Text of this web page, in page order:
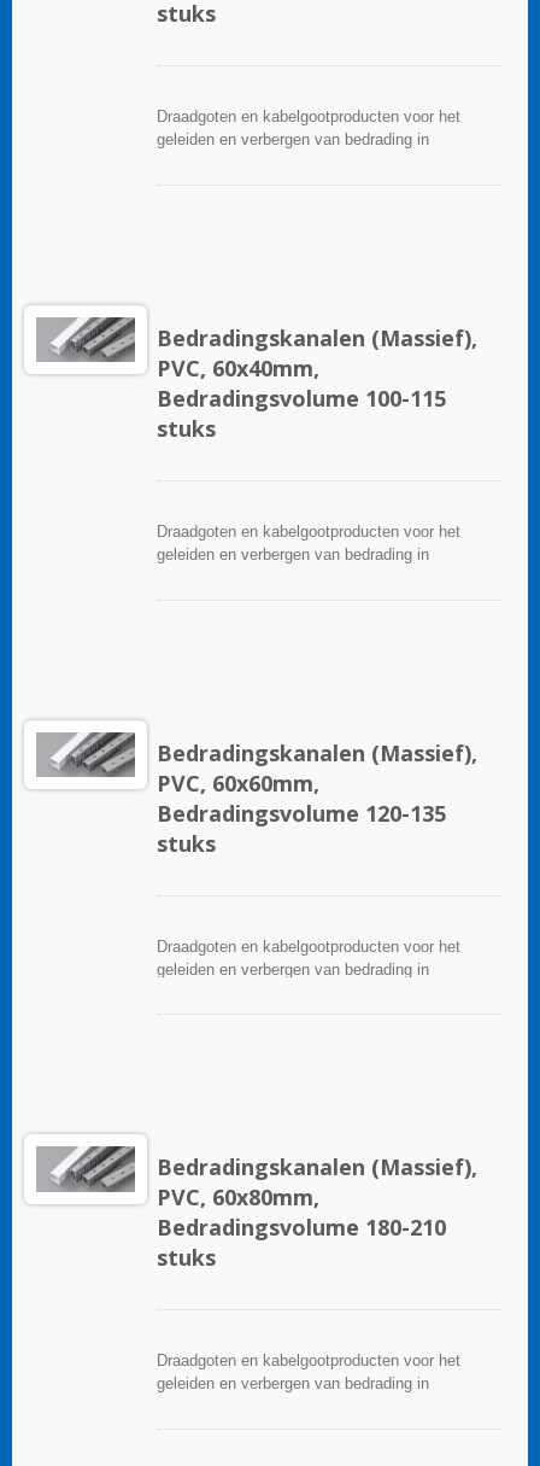
stuks
Draadgoten en kabelgootproducten voor het
geleiden en verbergen van bedrading in
configuraties, materialen, maten en kleuren om
Bedradingskanalen (Massief),
PVC, 60x40mm,
Bedradingsvolume 100-115
stuks
Draadgoten en kabelgootproducten voor het
geleiden en verbergen van bedrading in
configuraties, materialen, maten en kleuren om
Bedradingskanalen (Massief),
PVC, 60x60mm,
Bedradingsvolume 120-135
stuks
Draadgoten en kabelgootproducten voor het
geleiden en verbergen van bedrading in
configuraties, materialen, maten en kleuren om
Bedradingskanalen (Massief),
PVC, 60x80mm,
Bedradingsvolume 180-210
stuks
Draadgoten en kabelgootproducten voor het
geleiden en verbergen van bedrading in
configuraties, materialen, maten en kleuren om